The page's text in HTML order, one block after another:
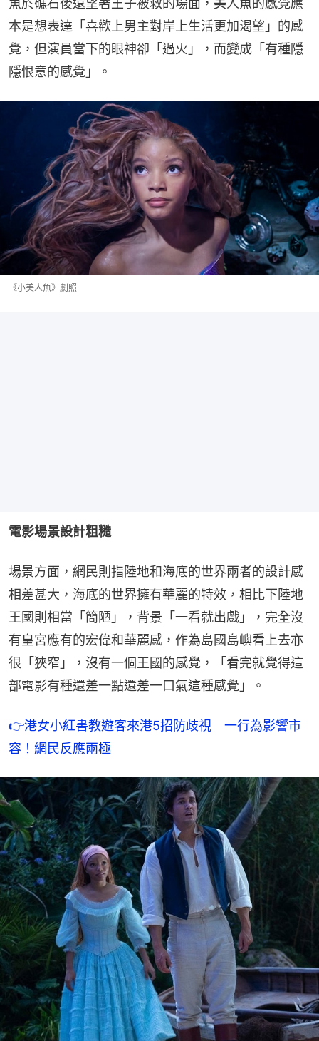
魚於礁石後遠望著王子被救的場面，美人魚的感覺應
本是想表達「喜歡上男主對岸上生活更加渴望」的感
覺，但演員當下的眼神卻「過火」，而變成「有種隱
隱恨意的感覺」。
《小美人魚》劇照
電影場景設計粗糙
場景方面，網民則指陸地和海底的世界兩者的設計感
相差甚大，海底的世界擁有華麗的特效，相比下陸地
王國則相當「簡陋」，背景「一看就出戲」，完全沒
有皇宮應有的宏偉和華麗感，作為島國島嶼看上去亦
很「狹窄」，沒有一個王國的感覺，「看完就覺得這
部電影有種還差一點還差一口氣這種感覺」。
👉港女小紅書教遊客來港5招防歧視　一行為影響市
容！網民反應兩極